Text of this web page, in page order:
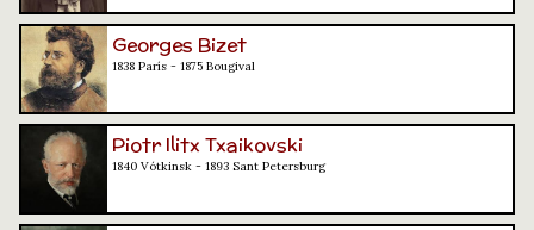
Georges Bizet
1838 París - 1875 Bougival
Piotr Ilitx Txaikovski
1840 Vótkinsk - 1893 Sant Petersburg